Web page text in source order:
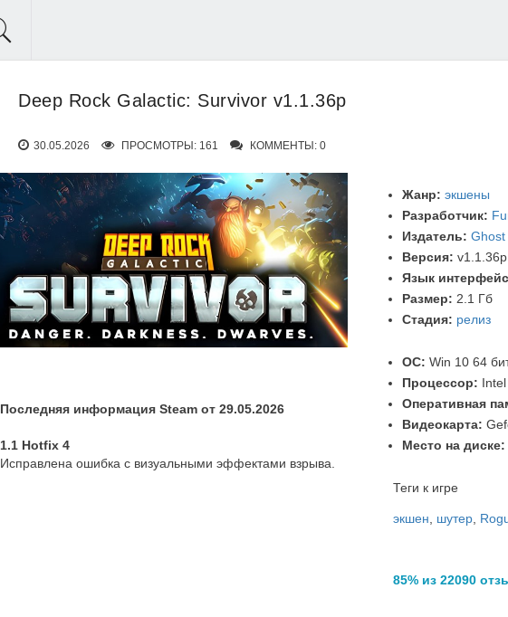
Deep Rock Galactic: Survivor v1.1.36p
30.05.2026 ПРОСМОТРЫ: 161 КОММЕНТЫ: 0
Последняя информация Steam от 29.05.2026
1.1 Hotfix 4
Исправлена ошибка с визуальными эффектами взрыва.
Жанр: экшены
Разработчик:
Издатель: Ghost
Версия: v1.1.36p
Язык
Размер: 2.1 Гб
Стадия: релиз
ОС: Win 10 64
Процессор:
Оперативная
Видеокарта:
Место на диске:
Теги к игре
экшен шутер,
85% из 22090